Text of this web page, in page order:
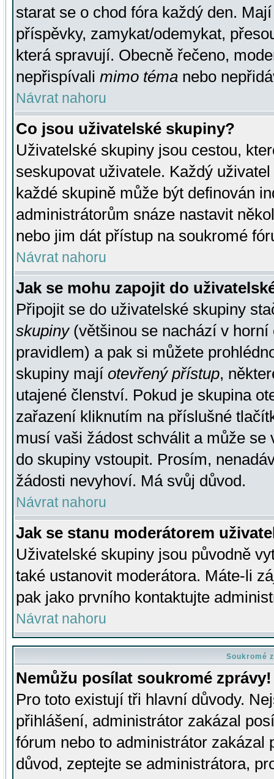
starat se o chod fóra každý den.
příspěvky, zamykat/odemykat,
která spravují. Obecně řečeno,
nepřispívali mimo téma nebo
Návrat nahoru
Co jsou uživatelské skupiny?
Uživatelské skupiny jsou cestou,
seskupovat uživatele. Každý
každé skupině může být definován
administrátorům snáze nastavit
nebo jim dát přístup na soukromé
Návrat nahoru
Jak se mohu zapojit do
Připojit se do uživatelské skupiny
skupiny(většinou se nachází v horní
pravidlem) a pak si můžete
skupiny mají otevřený přístup,
utajené členství. Pokud je skupina
zařazení kliknutím na příslušné
musí vaši žádost schválit a může se
do skupiny vstoupit. Prosím,
žádosti nevyhoví. Má svůj důvod.
Návrat nahoru
Jak se stanu moderátorem
Uživatelské skupiny jsou původně
také ustanovit moderátora. Máte-li
pak jako prvního kontaktujte
Návrat nahoru
Soukromé
Nemůžu posílat soukromé zprávy!
Pro toto existují tři hlavní důvody.
přihlášení, administrátor zakázal
fórum nebo to administrátor zakázal
důvod, zeptejte se administrátora,